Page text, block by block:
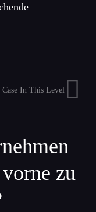
Case In This Level
zu